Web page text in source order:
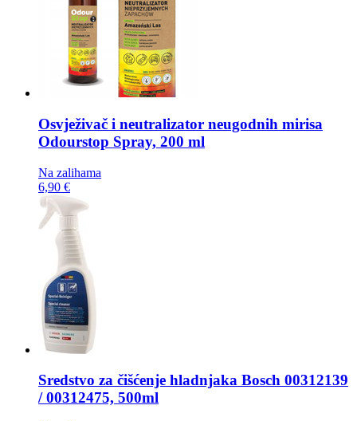
Osvježivač i neutralizator neugodnih mirisa
Odourstop Spray, 200 ml
Na zalihama
6,90 €
Sredstvo za čišćenje hladnjaka Bosch 00312139
/ 00312475, 500ml